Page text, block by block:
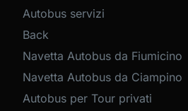
Autobus servizi
Back
Navetta Autobus da Fiumicino
Navetta Autobus da Ciampino
Autobus per Tour privati